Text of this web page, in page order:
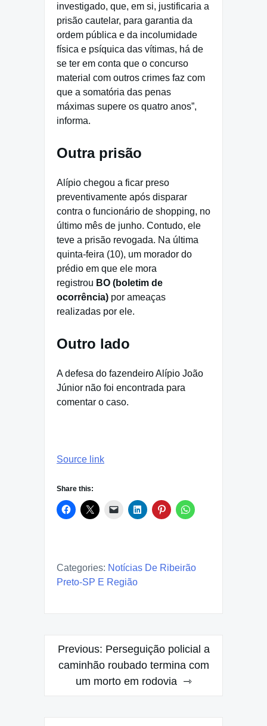
investigado, que, em si, justificaria a
prisão cautelar, para garantia da
ordem pública e da incolumidade
física e psíquica das vítimas, há de
se ter em conta que o concurso
material com outros crimes faz com
que a somatória das penas
máximas supere os quatro anos”,
informa.
Outra prisão
Alípio chegou a ficar preso
preventivamente após disparar
contra o funcionário de shopping, no
último mês de junho. Contudo, ele
teve a prisão revogada. Na última
quinta-feira (10), um morador do
prédio em que ele mora
registrou BO (boletim de
ocorrência) por ameaças
realizadas por ele.
Outro lado
A defesa do fazendeiro Alípio João
Júnior não foi encontrada para
comentar o caso.
Source link
Share this:
Categories: Notícias De Ribeirão
Preto-SP E Região
Post
navigation
Previous: Perseguição policial a
caminhão roubado termina com
um morto em rodovia